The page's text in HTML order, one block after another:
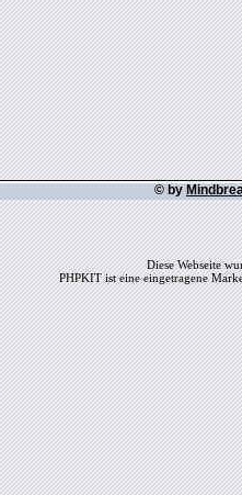
© by
Diese Webseite
PHPKIT ist eine eingetragene